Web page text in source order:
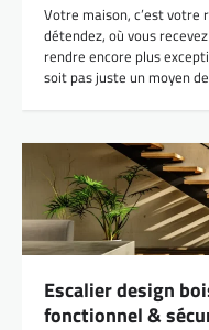
Votre maison, c’est votre
détendez, où vous
rendre encore plus
soit pas juste un moyen
Escalier design
fonctionnel &